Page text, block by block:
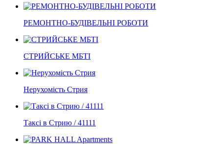
РЕМОНТНО-БУДІВЕЛЬНІ РОБОТИ
СТРИЙСЬКЕ МБТІ
Нерухомість Стрия
Таксі в Стрию / 41111